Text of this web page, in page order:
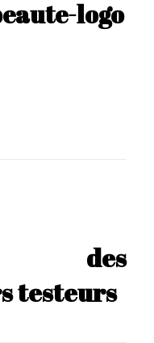
logo
des
testeurs